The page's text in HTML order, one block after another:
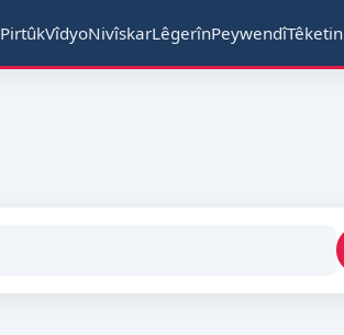
PirtûkVîdyoNivîskarLêgerînPeywendîTêketin